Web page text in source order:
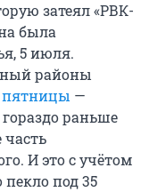
затеял «РВК-
была
5 июля.
районы
пятницы —
раньше
И это с учётом
пекло под 35